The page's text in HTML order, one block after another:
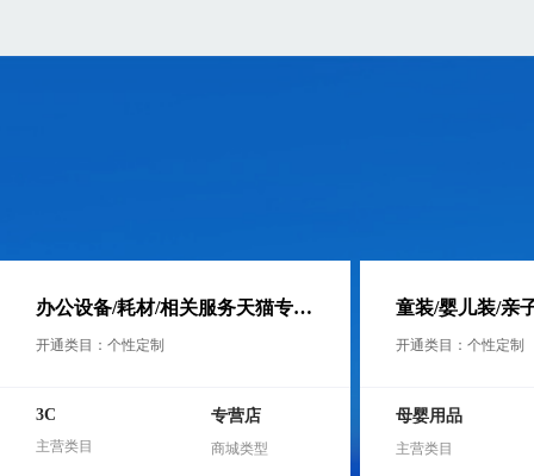
办公设备/耗材/相关服务天猫专营店_天猫商城转让_交易_价格办公设备专营店，一般
开通类目：个性定制
3C
主营类目
专营店
商城类型
开通类目：个性定制
母婴用品
主营类目